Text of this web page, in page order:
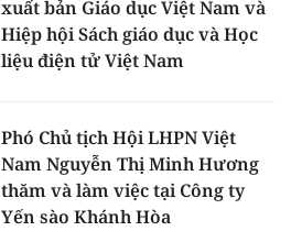
xuất bản Giáo dục Việt Nam và
Hiệp hội Sách giáo dục và Học
liệu điện tử Việt Nam
Phó Chủ tịch Hội LHPN Việt
Nam Nguyễn Thị Minh Hương
thăm và làm việc tại Công ty
Yến sào Khánh Hòa